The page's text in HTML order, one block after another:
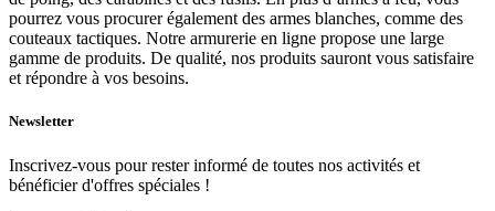
pourrez vous procurer également des armes blanches, comme des
couteaux tactiques. Notre armurerie en ligne propose une large
gamme de produits. De qualité, nos produits sauront vous satisfaire
et répondre à vos besoins.
Newsletter
Inscrivez-vous pour rester informé de toutes nos activités et
bénéficier d'offres spéciales !